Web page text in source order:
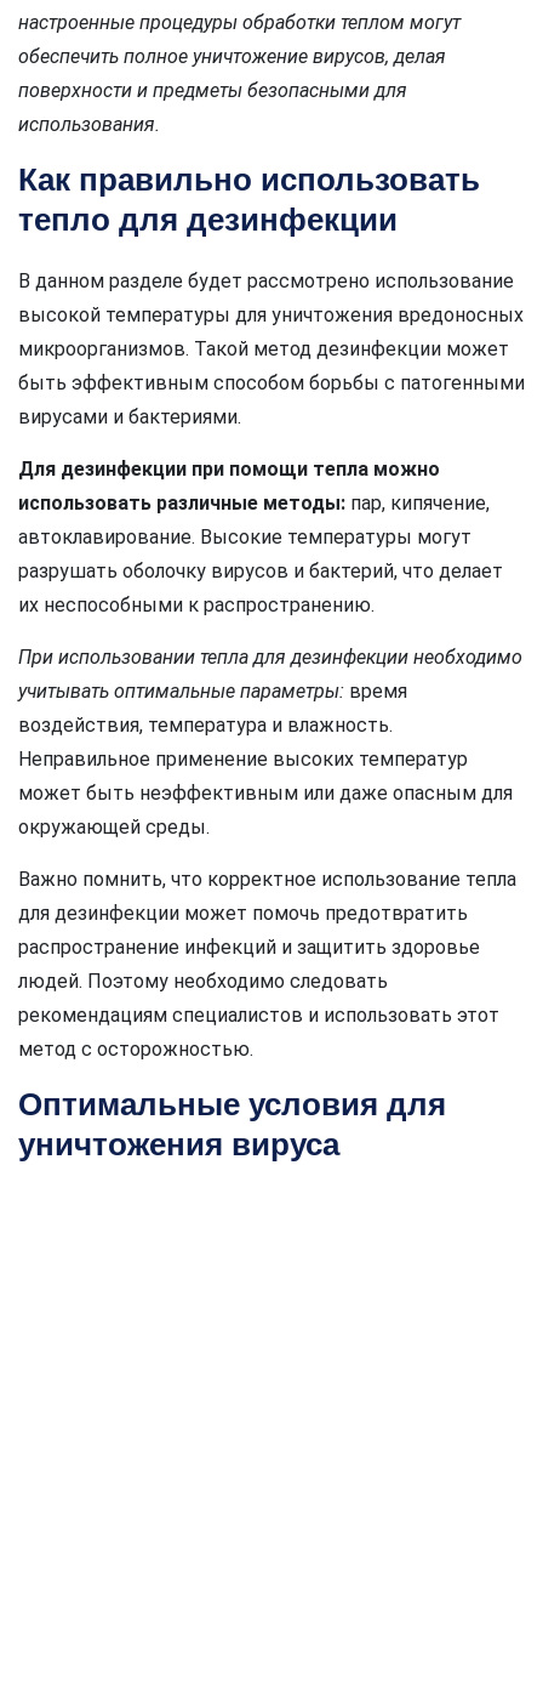
настроенные процедуры обработки теплом могут
обеспечить полное уничтожение вирусов, делая
поверхности и предметы безопасными для
использования.
Как правильно использовать
тепло для дезинфекции
В данном разделе будет рассмотрено использование
высокой температуры для уничтожения вредоносных
микроорганизмов. Такой метод дезинфекции может
быть эффективным способом борьбы с патогенными
вирусами и бактериями.
Для дезинфекции при помощи тепла можно
использовать различные методы: пар, кипячение,
автоклавирование. Высокие температуры могут
разрушать оболочку вирусов и бактерий, что делает
их неспособными к распространению.
При использовании тепла для дезинфекции необходимо
учитывать оптимальные параметры: время
воздействия, температура и влажность.
Неправильное применение высоких температур
может быть неэффективным или даже опасным для
окружающей среды.
Важно помнить, что корректное использование тепла
для дезинфекции может помочь предотвратить
распространение инфекций и защитить здоровье
людей. Поэтому необходимо следовать
рекомендациям специалистов и использовать этот
метод с осторожностью.
Оптимальные условия для
уничтожения вируса